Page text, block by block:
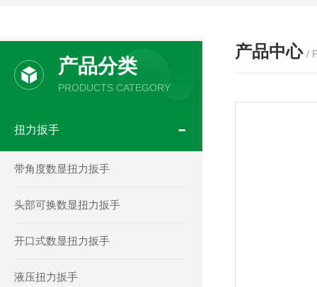
产品分类
PRODUCTS CATEGORY
扭力扳手
带角度数显扭力扳手
头部可换数显扭力扳手
开口式数显扭力扳手
液压扭力扳手
产品中心 /